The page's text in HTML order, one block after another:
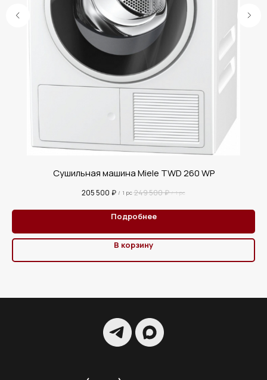
Сушильная машина Miele TWD 260 WP
205 500 ₽ / 1 pc 249 500₽ / 1 pc
Подробнее
В корзину